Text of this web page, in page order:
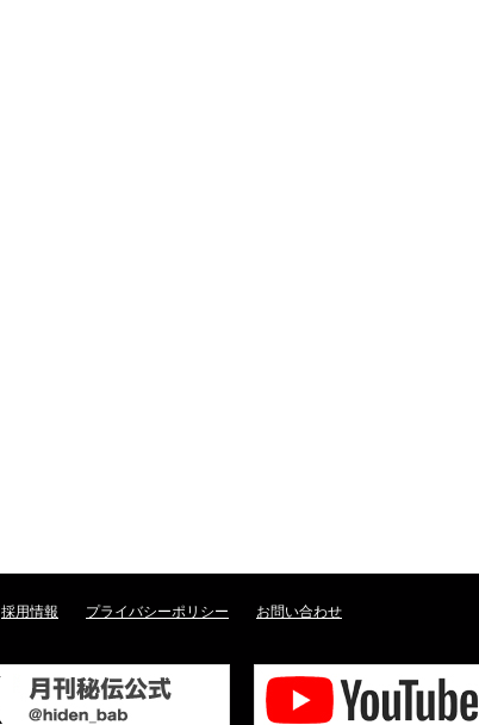
採用情報 プライバシーポリシー お問い合わせ